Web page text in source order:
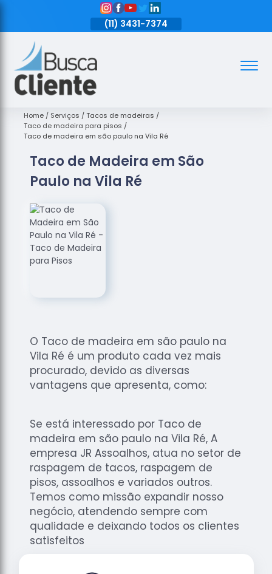
(11) 3431-7374
Assoalhos
de Madeira
Decks de
Empresas
de
de Madeira
Loja de
Assoalhos
Raspagem
Raspagem
de Tacos
de
Madeiras
Tacos de
Madeiras
Home Serviços
Tacos de madeiras
Taco de madeira para pisos
Taco de madeira em são paulo na Vila Ré
Taco de Madeira em São
Paulo na Vila Ré
O Taco de madeira em são paulo na
Vila Ré é um produto cada vez mais
procurado, devido as diversas
vantagens que apresenta, como:
Se está interessado por Taco de
madeira em são paulo na Vila Ré, A
empresa JR Assoalhos, atua no setor de
raspagem de tacos, raspagem de
pisos, assoalhos e variados outros.
Temos como missão expandir nosso
negócio, atendendo sempre com
qualidade e deixando todos os clientes
satisfeitos